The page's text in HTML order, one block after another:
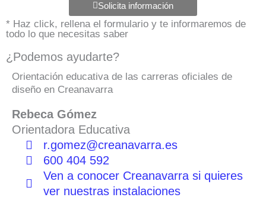
Solicita información
* Haz click, rellena el formulario y te informaremos de
todo lo que necesitas saber
¿Podemos ayudarte?
Orientación educativa de las carreras oficiales de
diseño en Creanavarra
Rebeca Gómez
Orientadora Educativa
r.gomez@creanavarra.es
600 404 592
Ven a conocer Creanavarra si quieres
ver nuestras instalaciones